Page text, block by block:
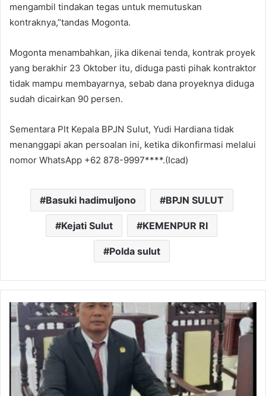
mengambil tindakan tegas untuk memutuskan
kontraknya,”tandas Mogonta.
Mogonta menambahkan, jika dikenai tenda, kontrak proyek
yang berakhir 23 Oktober itu, diduga pasti pihak kontraktor
tidak mampu membayarnya, sebab dana proyeknya diduga
sudah dicairkan 90 persen.
Sementara Plt Kepala BPJN Sulut, Yudi Hardiana tidak
menanggapi akan persoalan ini, ketika dikonfirmasi melalui
nomor WhatsApp +62 878-9997****.(Icad)
Basuki hadimuljono BPJN SULUT
Kejati Sulut KEMENPUR RI
Polda sulut